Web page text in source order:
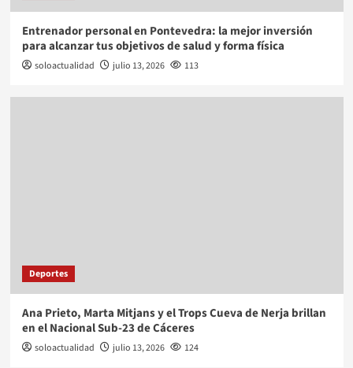
Entrenador personal en Pontevedra: la mejor inversión
para alcanzar tus objetivos de salud y forma física
soloactualidad julio 13, 2026 113
Deportes
Ana Prieto, Marta Mitjans y el Trops Cueva de Nerja brillan
en el Nacional Sub-23 de Cáceres
soloactualidad julio 13, 2026 124